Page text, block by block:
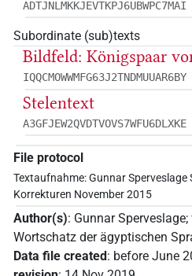
ADTJNLMKKJEVTKPJ6UBWPC7MAI
Subordinate (sub)texts
Bildfeld: Königspaar
IQQCMOWWMFG63J2TNDMUUAR6BY
Stelentext
A3GFJEW2QVDTVOVS7WFU6DLXKE
File protocol
Textaufnahme: Gunnar
Korrekturen November 2015
Author(s): Gunnar Sperveslage;
Wortschatz der ägyptischen
Data file created : before June